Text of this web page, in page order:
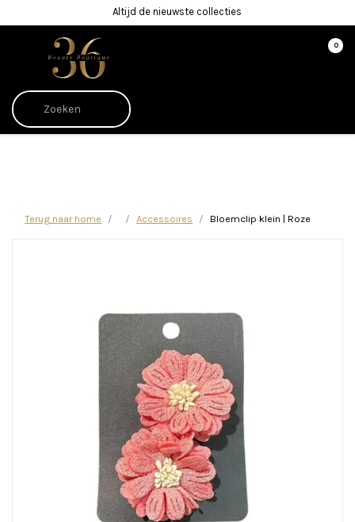
Altijd de nieuwste collecties
0
Terug naar home Accessoires Bloemclip klein | Roze